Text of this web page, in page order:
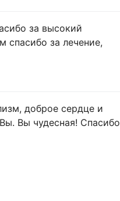
за высокий
спасибо за лечение,
доброе сердце и
Вы чудесная! Спасибо